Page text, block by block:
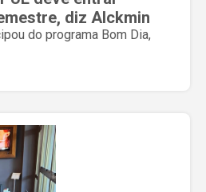
diz Alckmin
do programa Bom Dia,